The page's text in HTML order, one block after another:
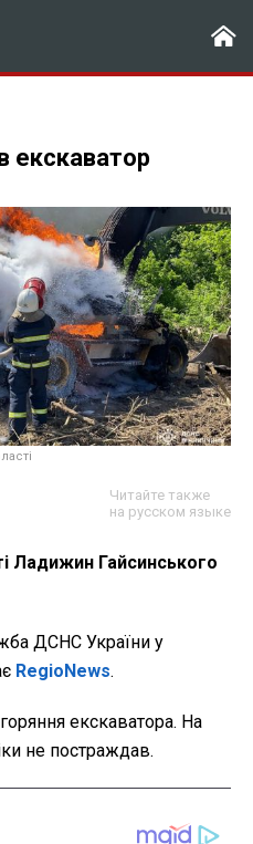
екскаватор
Читайте также
на русском языке
Ладижин Гайсинського
ДСНС України у
RegioNews.
екскаватора. На
не постраждав.